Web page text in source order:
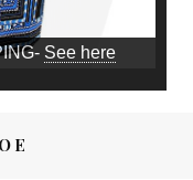
See here